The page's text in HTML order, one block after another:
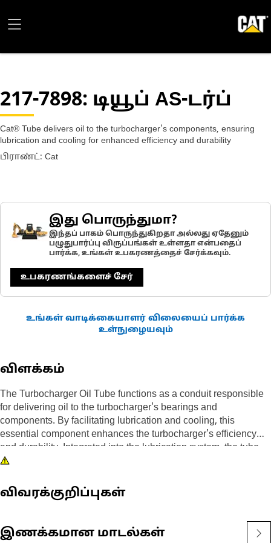
217-7898: டியூப் AS-டர்ப்
Cat® Tube delivers oil to the turbocharger's components, ensuring
lubrication and cooling for enhanced efficiency and durability
பிராண்ட்: Cat
இது பொருந்துமா?
இந்தப் பாகம் பொருந்துகிறதா அல்லது ஏதேனும்
பழுதுபார்ப்பு விருப்பங்கள் உள்ளதா என்பதைப்
பார்க்க, உங்கள் உபகரணத்தைச் சேர்க்கவும்.
உபகரணங்களைச் சேர்
உங்கள் வாடிக்கையாளர் விலையைப் பார்க்க
உள்நுழையவும்
விளக்கம்
The Turbocharger Oil Tube functions as a conduit responsible
for delivering oil to the turbocharger's bearings and
components. By facilitating lubrication and cooling, this
essential component enhances the turbocharger's efficiency
and durability. Integrated into the lubrication system, the tube
plays a vital role in maintaining optimal operating conditions
is designed to withstand the challenging environment of the
Attributes:
விவரக்குறிப்புகள்
இணக்கமான மாடல்கள்